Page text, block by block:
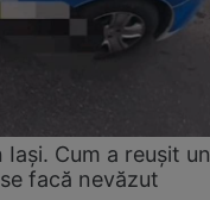
Cum a reușit un
facă nevăzut